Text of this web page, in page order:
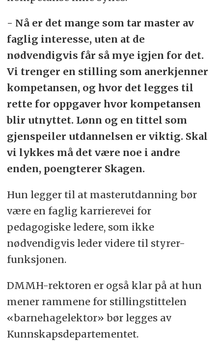
- Nå er det mange som tar master av
faglig interesse, uten at de
nødvendigvis får så mye igjen for det.
Vi trenger en stilling som anerkjenner
kompetansen, og hvor det legges til
rette for oppgaver hvor kompetansen
blir utnyttet. Lønn og en tittel som
gjenspeiler utdannelsen er viktig. Skal
vi lykkes må det være noe i andre
enden, poengterer Skagen.
Hun legger til at masterutdanning bør
være en faglig karrierevei for
pedagogiske ledere, som ikke
nødvendigvis leder videre til styrer-
funksjonen.
DMMH-rektoren er også klar på at hun
mener rammene for stillingstittelen
«barnehagelektor» bør legges av
Kunnskapsdepartementet.